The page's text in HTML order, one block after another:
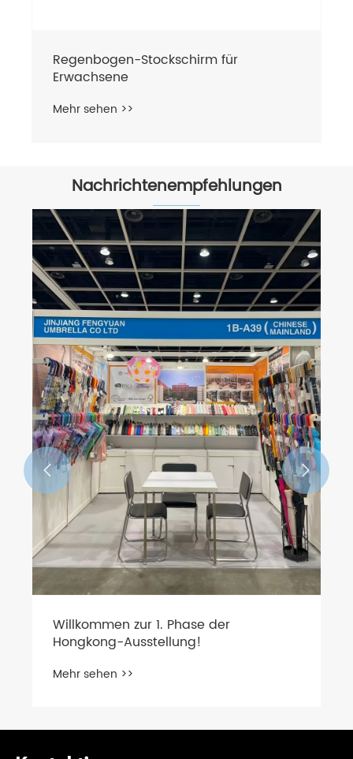
Regenbogen-Stockschirm für
Erwachsene
Mehr sehen >>
Nachrichtenempfehlungen
Willkommen zur 1. Phase der
Hongkong-Ausstellung!
Mehr sehen >>
 